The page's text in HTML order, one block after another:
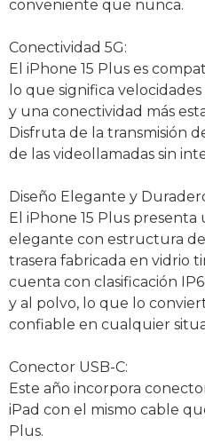
conveniente que nunca.
Conectividad 5G:
El iPhone 15 Plus es
lo que significa
y una conectividad más
Disfruta de la transmisión
de las videollamadas sin
Diseño Elegante y
El iPhone 15 Plus
elegante con estructura
trasera fabricada en vidrio
cuenta con clasificación
y al polvo, lo que lo
confiable en cualquier
Conector USB-C:
Este año incorpora
iPad con el mismo cable
Plus.